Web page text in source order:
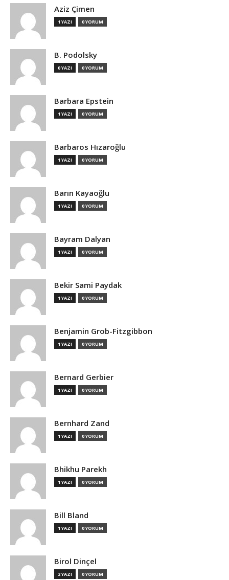
Aziz Çimen
1 YAZI 0 YORUM
B. Podolsky
0 YAZI 0 YORUM
Barbara Epstein
1 YAZI 0 YORUM
Barbaros Hızaroğlu
1 YAZI 0 YORUM
Barın Kayaoğlu
1 YAZI 0 YORUM
Bayram Dalyan
1 YAZI 0 YORUM
Bekir Sami Paydak
1 YAZI 0 YORUM
Benjamin Grob-Fitzgibbon
1 YAZI 0 YORUM
Bernard Gerbier
1 YAZI 0 YORUM
Bernhard Zand
1 YAZI 0 YORUM
Bhikhu Parekh
1 YAZI 0 YORUM
Bill Bland
1 YAZI 0 YORUM
Birol Dinçel
2 YAZI 0 YORUM